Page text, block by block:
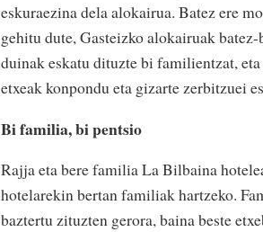
eskuraezina dela alokairua. Batez ere
gehitu dute, Gasteizko alokairuak
duinak eskatu dituzte bi familientzat,
etxeak konpondu eta gizarte zerbitzuei
Bi familia, bi pentsio
Rajja eta bere familia La Bilbaina
hotelarekin bertan familiak hartzeko.
baztertu zituzten gerora, baina beste